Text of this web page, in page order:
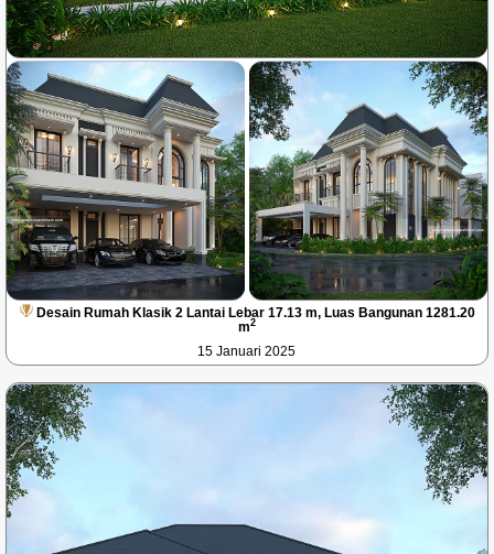
Desain Rumah Klasik 2 Lantai Lebar 17.13 m, Luas Bangunan 1281.20
m2
15 Januari 2025